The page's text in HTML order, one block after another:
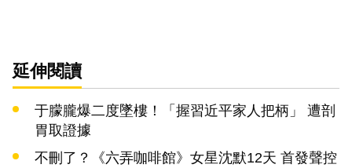
延伸閱讀
于朦朧爆二度墜樓！「握習近平家人把柄」 遭剖
胃取證據
不刪了？《六弄咖啡館》女星沈默12天 首發聲控